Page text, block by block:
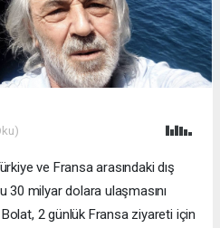
ve Fransa arasındaki dış
milyar dolara ulaşmasını
2 günlük Fransa ziyareti için